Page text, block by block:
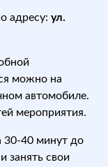
адресу: ул.
можно на
автомобиле.
мероприятия.
30-40 минут до
занять свои